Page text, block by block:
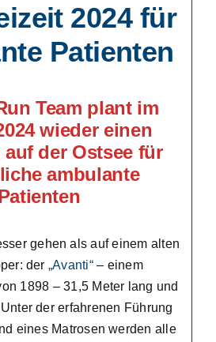
2024 für
Patienten
Team plant im
wieder einen
der Ostsee für
ambulante
gehen als auf einem alten
der „Avanti“– einem
1898 – 31,5 Meter lang und
der erfahrenen Führung
eines Matrosen werden alle